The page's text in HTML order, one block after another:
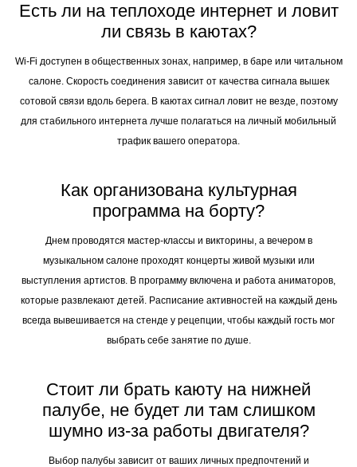
Есть ли на теплоходе интернет и ловит
ли связь в каютах?
Wi-Fi доступен в общественных зонах, например, в баре или читальном
салоне. Скорость соединения зависит от качества сигнала вышек
сотовой связи вдоль берега. В каютах сигнал ловит не везде, поэтому
для стабильного интернета лучше полагаться на личный мобильный
трафик вашего оператора.
Как организована культурная
программа на борту?
Днем проводятся мастер-классы и викторины, а вечером в
музыкальном салоне проходят концерты живой музыки или
выступления артистов. В программу включена и работа аниматоров,
которые развлекают детей. Расписание активностей на каждый день
всегда вывешивается на стенде у рецепции, чтобы каждый гость мог
выбрать себе занятие по душе.
Стоит ли брать каюту на нижней
палубе, не будет ли там слишком
шумно из-за работы двигателя?
Выбор палубы зависит от ваших личных предпочтений и